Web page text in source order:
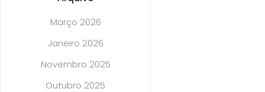
Março 2026
Janeiro 2026
Novembro 2025
Outubro 2025